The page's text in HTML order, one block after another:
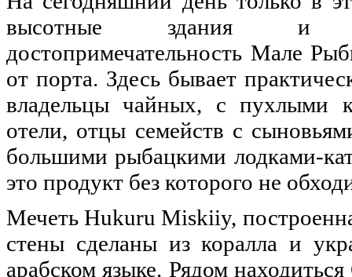
высотные здания и
достопримечательность Мале
от порта. Здесь бывает
владельцы чайных, с пухлыми
отели, отцы семейств с
большими рыбацкими лодками-
это продукт без которого не
Мечеть Hukuru Miskiiy,
стены сделаны из коралла и
арабском языке. Рядом